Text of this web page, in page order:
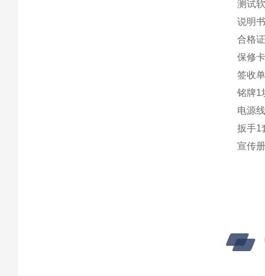
测试
说明
合格
保修
签收
铭牌1
电源
扳手1
宣传